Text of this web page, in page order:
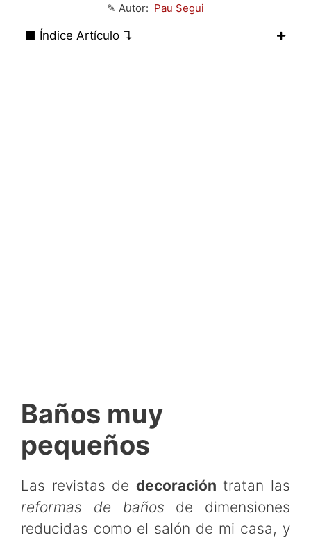
✎ Autor: Pau Segui
■ Índice Artículo ↴
Baños muy
pequeños
Las revistas de decoración tratan las
reformas de baños de dimensiones
reducidas como el salón de mi casa, y